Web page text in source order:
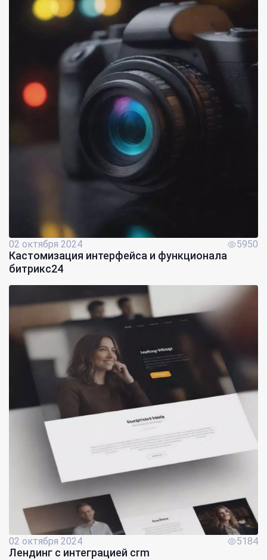
02 октября 2024 5950
Кастомизация интерфейса и функционала
битрикс24
02 октября 2024 5184
Лендинг с интеграцией crm